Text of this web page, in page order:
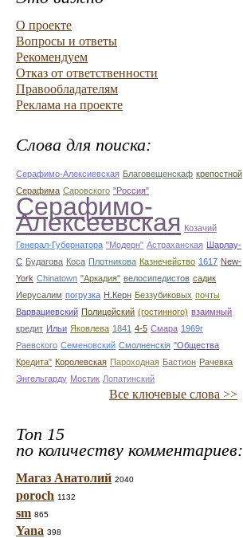
О проекте
Вопросы и ответы
Рекомендуем
Отказ от ответственности
Правообладателям
Реклама на проекте
Слова для поиска:
Серафимо-Алексиевская Благовещенскаф крепостной
Серафима Саровского "Россия"
Серафимо-
Алексеевская Козачий
Генерал-Губернатора "Модерн" Астраханская Шарлау-
С Будагова Коса Плотникова Казнечейство 1617 New-
York Chinatown "Аркадия" велосипедистов садик
Иерусалим погрузка Н.Керн Беззубиковых почты
Варвациевский Полицейский (гостинного) взаимный
кредит Ильи Яковлева 1841 4-5 Смара 1969г
Раевского Семеновский Смолненскія "Общества
Кредита" Королевская Пароходная Бастион Рачевка
Энгельгарду Мостик Лопатинский
Все ключевые слова >>
Топ 15
по количеству комментариев:
Магаз Анатолий 2040
poroch 1132
sm 865
Yana 398